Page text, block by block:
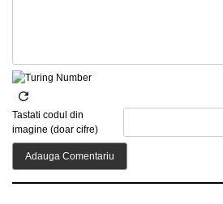
Tastati codul din
imagine (doar cifre)